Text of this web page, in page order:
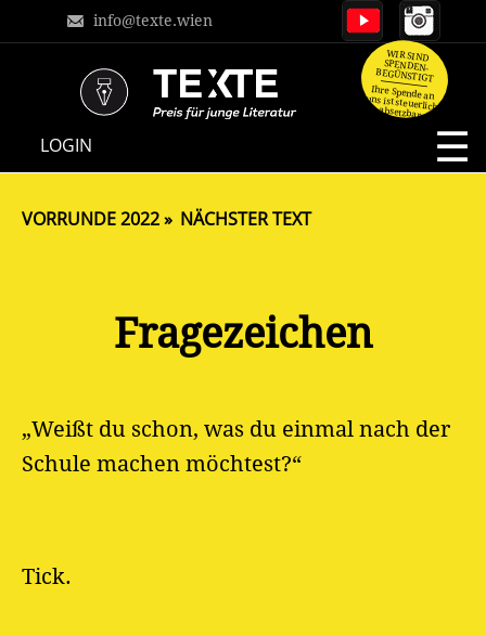
info@texte.wien
LOGIN
WIR SIND
SPENDEN-
BEGÜNSTIGT
Ihre Spende an
uns ist steuerlich
absetzbar.
Fragezeichen
„Weißt du schon, was du einmal nach der
Schule machen möchtest?“
Tick.
VORRUNDE 2022 NÄCHSTER TEXT